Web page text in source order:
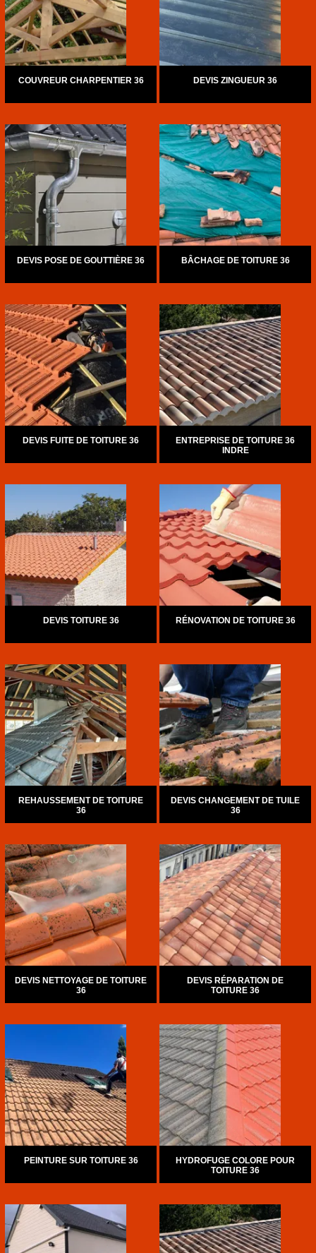
COUVREUR CHARPENTIER 36 DEVIS ZINGUEUR 36
DEVIS POSE DE GOUTTIÈRE 36 BÂCHAGE DE TOITURE 36
DEVIS FUITE DE TOITURE 36
ENTREPRISE DE TOITURE 36
INDRE
DEVIS TOITURE 36 RÉNOVATION DE TOITURE 36
REHAUSSEMENT DE TOITURE
36
DEVIS CHANGEMENT DE TUILE
36
DEVIS NETTOYAGE DE TOITURE
36
DEVIS RÉPARATION DE
TOITURE 36
PEINTURE SUR TOITURE 36
HYDROFUGE COLORE POUR
TOITURE 36